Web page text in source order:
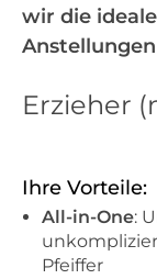
wir die
Anstellungen
Erzieher
Ihre Vorteile:
All-in-One:
Pfeiffer